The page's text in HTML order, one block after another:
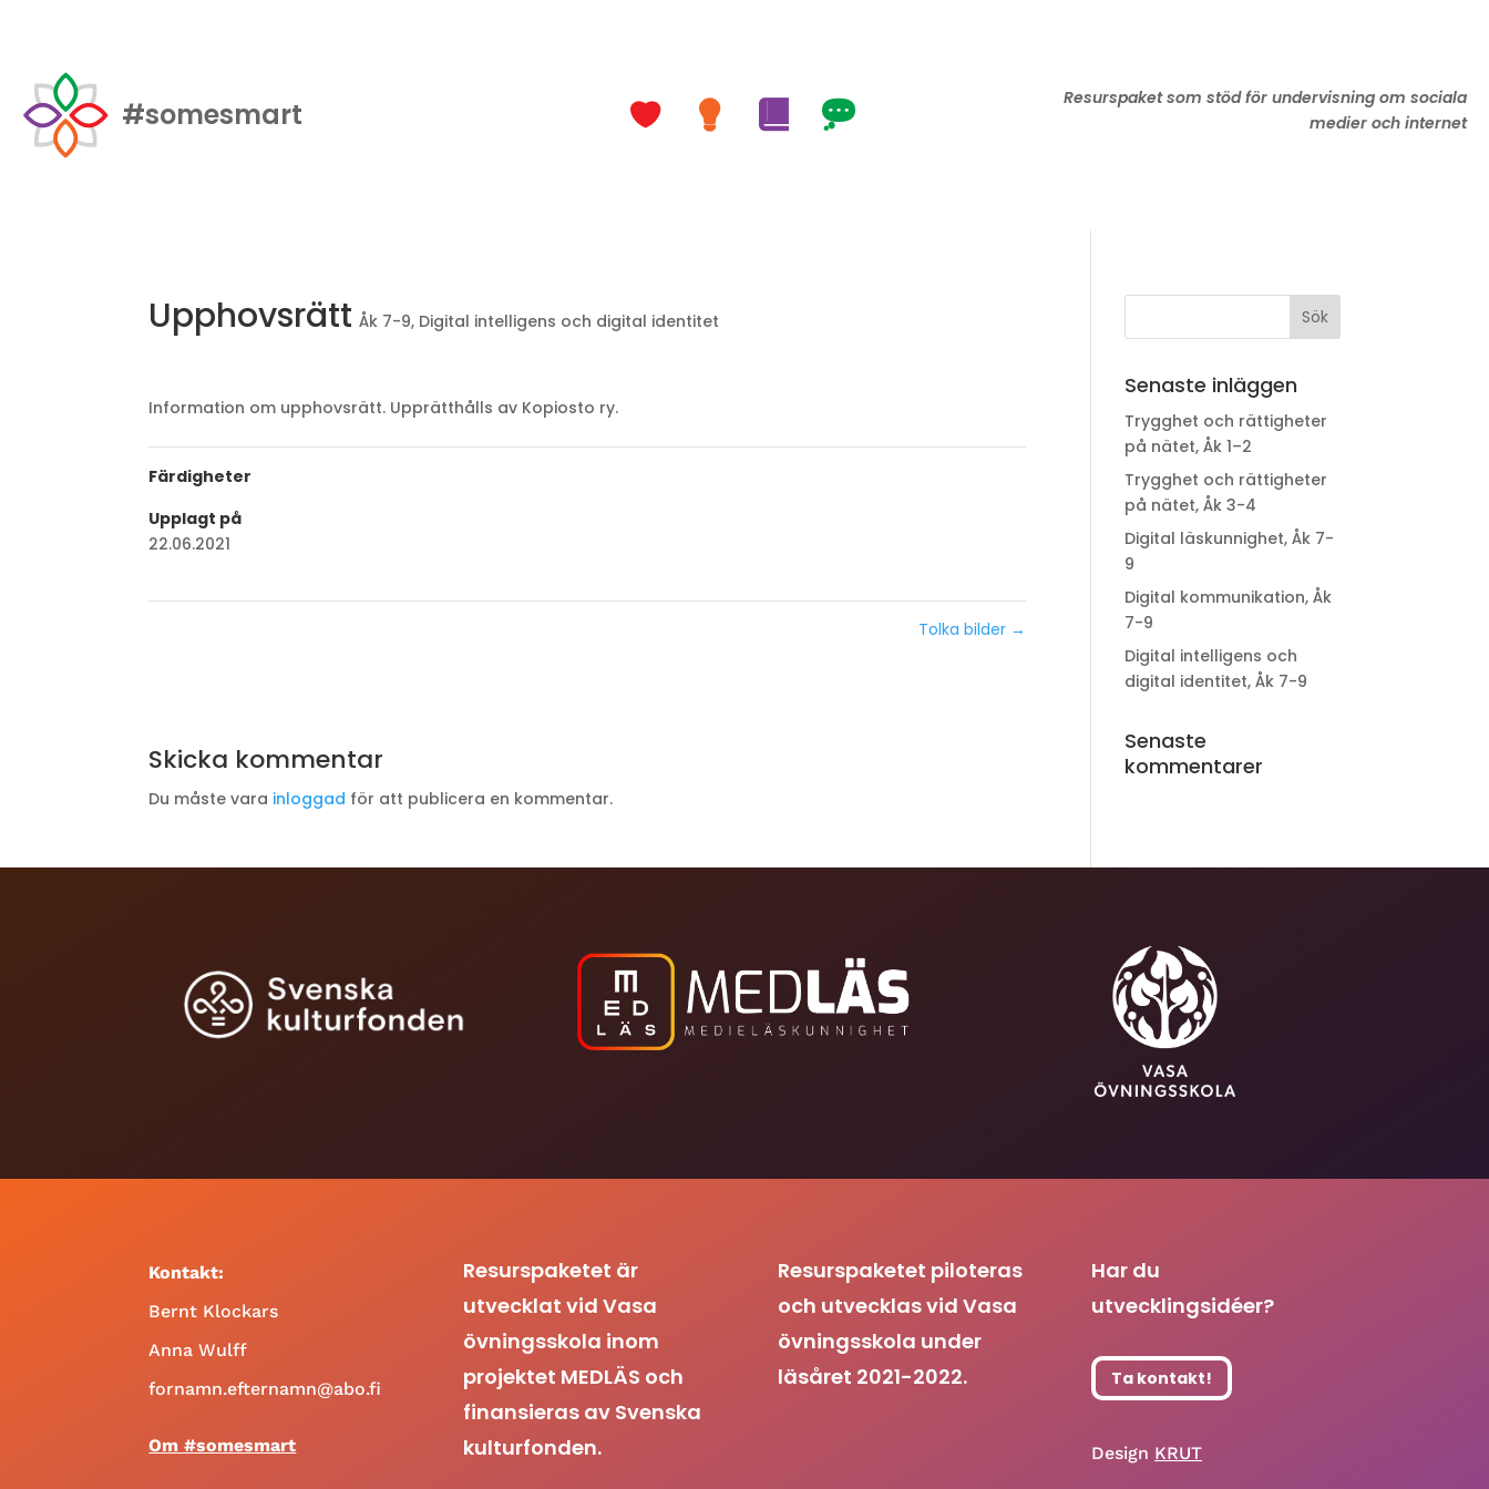
#somesmart
Resurspaket som stöd för undervisning om sociala
medier och internet
Upphovsrätt Åk 7-9, Digital intelligens och digital identitet
Information om upphovsrätt. Upprätthålls av Kopiosto ry.
Färdigheter
Upplagt på
22.06.2021
Tolka bilder →
Skicka kommentar
Du måste vara inloggad för att publicera en kommentar.
Senaste inläggen
Trygghet och rättigheter
på nätet, Åk 1–2
Trygghet och rättigheter
på nätet, Åk 3-4
Digital läskunnighet, Åk 7-
9
Digital kommunikation, Åk
7-9
Digital intelligens och
digital identitet, Åk 7-9
Senaste
kommentarer
Kontakt:
Bernt Klockars
Anna Wulff
fornamn.efternamn@abo.fi
Om #somesmart
Resurspaketet är
utvecklat vid Vasa
övningsskola inom
projektet MEDLÄS och
finansieras av Svenska
kulturfonden.
Resurspaketet piloteras
och utvecklas vid Vasa
övningsskola under
läsåret 2021-2022.
Har du
utvecklingsidéer?
Ta kontakt!
Design KRUT